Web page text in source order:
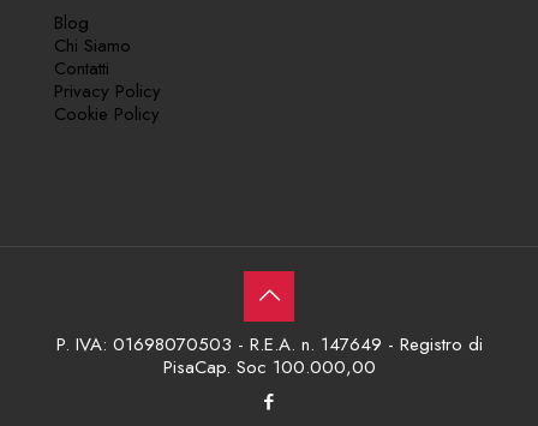
Blog
Chi Siamo
Contatti
Privacy Policy
Cookie Policy
P. IVA: 01698070503 - R.E.A. n. 147649 - Registro di
PisaCap. Soc 100.000,00